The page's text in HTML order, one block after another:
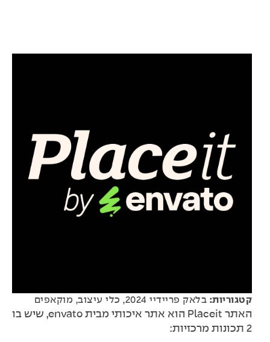
קטגוריות: בלאק פריידיי 2024 , כלי עיצוב, מוקאפים
האתר Placeit הוא אתר איכותי מבית envato, שיש בו
2 תכונות מרכזיות: